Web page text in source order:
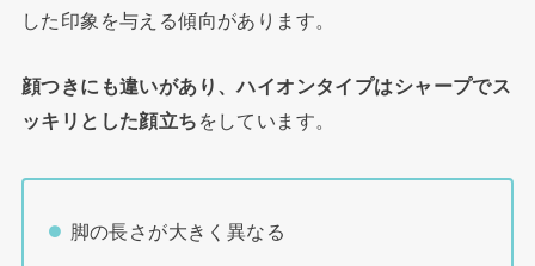
した印象を与える傾向があります。
顔つきにも違いがあり、ハイオンタイプはシャープでス
ッキリとした顔立ち をしています。
脚の長さが大きく異なる